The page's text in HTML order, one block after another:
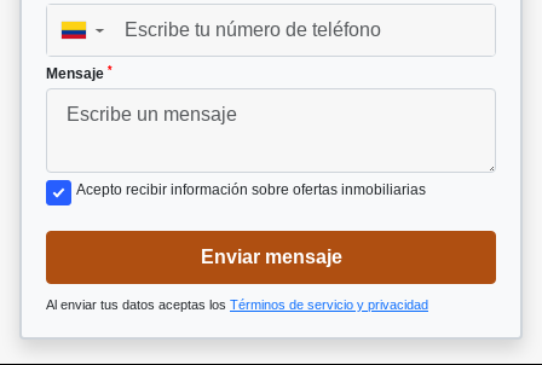
▼
Mensaje *
Acepto recibir información sobre ofertas inmobiliarias
Enviar mensaje
Al enviar tus datos aceptas los Términos de servicio y privacidad